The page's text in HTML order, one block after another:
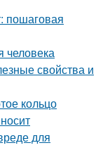
пошаговая
человека
свойства и
кольцо
для